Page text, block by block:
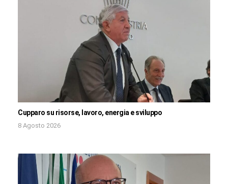
Cupparo su risorse, lavoro, energia e sviluppo
8 Agosto 2026